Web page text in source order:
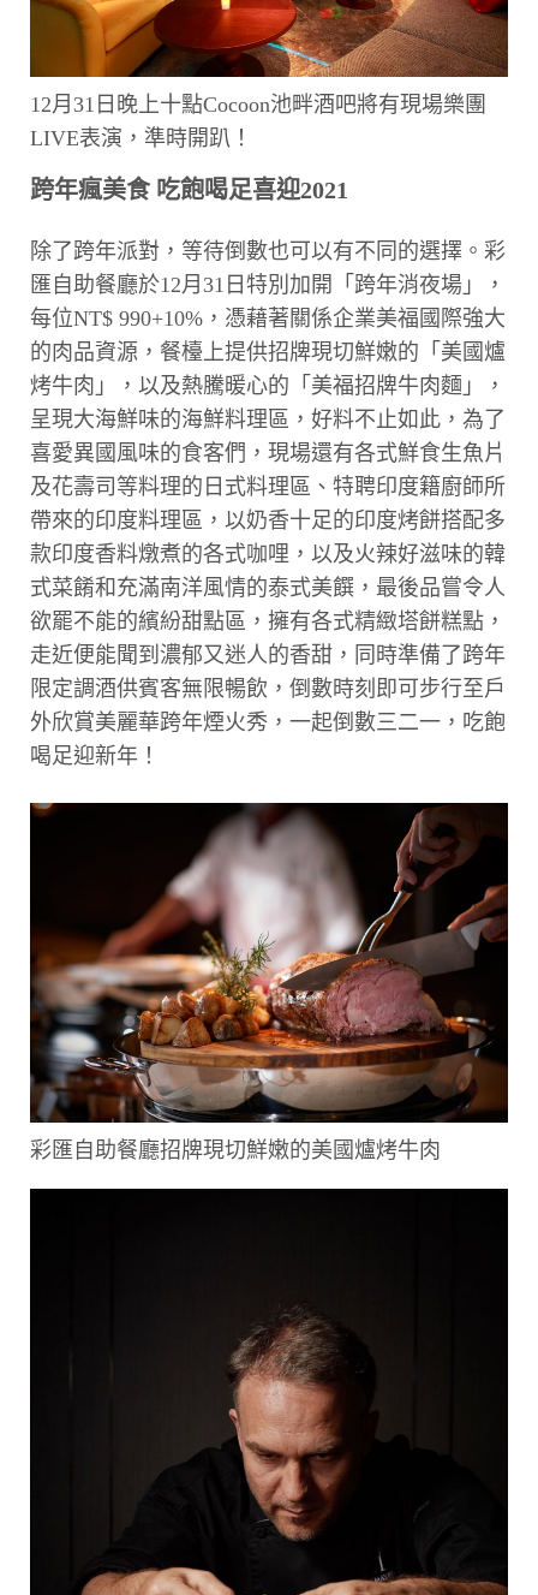
12月31日晚上十點Cocoon池畔酒吧將有現場樂團
LIVE表演，準時開趴！
跨年瘋美食 吃飽喝足喜迎2021
除了跨年派對，等待倒數也可以有不同的選擇。彩
匯自助餐廳於12月31日特別加開「跨年消夜場」，
每位NT$ 990+10%，憑藉著關係企業美福國際強大
的肉品資源，餐檯上提供招牌現切鮮嫩的「美國爐
烤牛肉」，以及熱騰暖心的「美福招牌牛肉麵」，
呈現大海鮮味的海鮮料理區，好料不止如此，為了
喜愛異國風味的食客們，現場還有各式鮮食生魚片
及花壽司等料理的日式料理區、特聘印度籍廚師所
帶來的印度料理區，以奶香十足的印度烤餅搭配多
款印度香料燉煮的各式咖哩，以及火辣好滋味的韓
式菜餚和充滿南洋風情的泰式美饌，最後品嘗令人
欲罷不能的繽紛甜點區，擁有各式精緻塔餅糕點，
走近便能聞到濃郁又迷人的香甜，同時準備了跨年
限定調酒供賓客無限暢飲，倒數時刻即可步行至戶
外欣賞美麗華跨年煙火秀，一起倒數三二一，吃飽
喝足迎新年！
彩匯自助餐廳招牌現切鮮嫩的美國爐烤牛肉